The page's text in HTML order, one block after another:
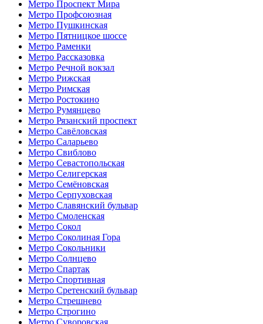
Метро Проспект Мира
Метро Профсоюзная
Метро Пушкинская
Метро Пятницкое шоссе
Метро Раменки
Метро Рассказовка
Метро Речной вокзал
Метро Рижская
Метро Римская
Метро Ростокино
Метро Румянцево
Метро Рязанский проспект
Метро Савёловская
Метро Саларьево
Метро Свиблово
Метро Севастопольская
Метро Селигерская
Метро Семёновская
Метро Серпуховская
Метро Славянский бульвар
Метро Смоленская
Метро Сокол
Метро Соколиная Гора
Метро Сокольники
Метро Солнцево
Метро Спартак
Метро Спортивная
Метро Сретенский бульвар
Метро Стрешнево
Метро Строгино
Метро Суворовская